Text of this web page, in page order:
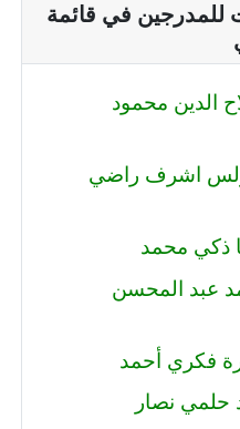
للمدرجين في قائمة
(233) : صلاح الدين محمود
(232) : كيرلس اشرف راضي
(230) : احمد عبد المحسن